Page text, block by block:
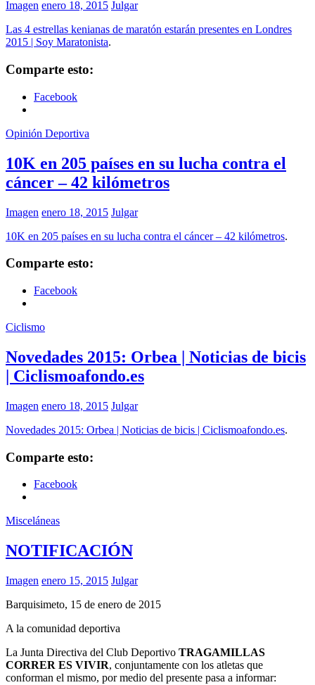
Imagen enero 18, 2015 Julgar
Las 4 estrellas kenianas de maratón estarán presentes en Londres
2015 | Soy Maratonista.
Comparte esto:
Facebook
Opinión Deportiva
10K en 205 países en su lucha contra el
cáncer – 42 kilómetros
Imagen enero 18, 2015 Julgar
10K en 205 países en su lucha contra el cáncer – 42 kilómetros.
Comparte esto:
Facebook
Ciclismo
Novedades 2015: Orbea | Noticias de bicis
| Ciclismoafondo.es
Imagen enero 18, 2015 Julgar
Novedades 2015: Orbea | Noticias de bicis | Ciclismoafondo.es.
Comparte esto:
Facebook
Misceláneas
NOTIFICACIÓN
Imagen enero 15, 2015 Julgar
Barquisimeto, 15 de enero de 2015
A la comunidad deportiva
La Junta Directiva del Club Deportivo TRAGAMILLAS
CORRER ES VIVIR, conjuntamente con los atletas que
conforman el mismo, por medio del presente pasa a informar: